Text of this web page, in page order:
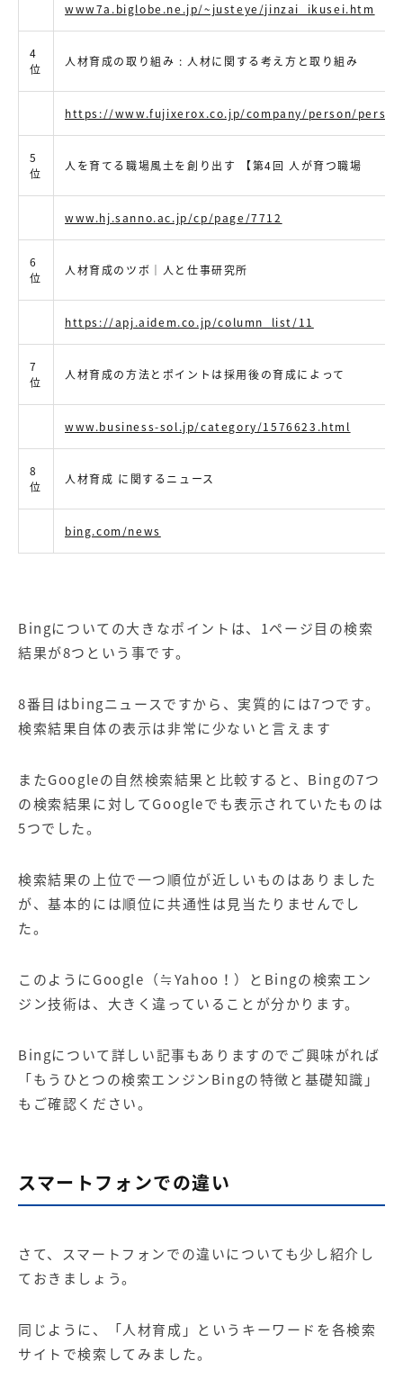
www7a.biglobe.ne.jp/~justeye/jinzai_ikusei.htm
4
位
人材育成の取り組み : 人材に関する考え方と取り組み
https://www.fujixerox.co.jp/company/person/
5
位
人を育てる職場風土を創り出す 【第4回 人が育つ職場
www.hj.sanno.ac.jp/cp/page/7712
6
位
人材育成のツボ｜人と仕事研究所
https://apj.aidem.co.jp/column_list/11
7
位
人材育成の方法とポイントは採用後の育成によって
www.business-sol.jp/category/1576623.html
8
位
人材育成 に関するニュース
bing.com/news
Bingについての大きなポイントは、1ページ目の検索
結果が8つという事です。
8番目はbingニュースですから、実質的には7つです。
検索結果自体の表示は非常に少ないと言えます
またGoogleの自然検索結果と比較すると、Bingの7つ
の検索結果に対してGoogleでも表示されていたものは
5つでした。
検索結果の上位で一つ順位が近しいものはありました
が、基本的には順位に共通性は見当たりませんでし
た。
このようにGoogle（≒Yahoo！）とBingの検索エン
ジン技術は、大きく違っていることが分かります。
Bingについて詳しい記事もありますのでご興味がれば
「もうひとつの検索エンジンBingの特徴と基礎知識 」
もご確認ください。
スマートフォンでの違い
さて、スマートフォンでの違いについても少し紹介し
ておきましょう。
同じように、「人材育成」というキーワードを各検索
サイトで検索してみました。